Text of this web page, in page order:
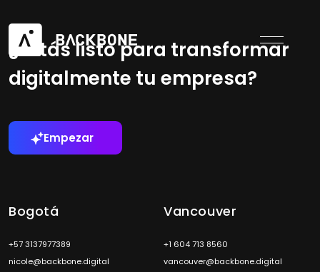
¿Estás listo para transformar
digitalmente tu empresa?
Empezar
Bogotá
+57 3137977389
nicole@backbone.digital
Vancouver
+1 604 713 8560
vancouver@backbone.digital